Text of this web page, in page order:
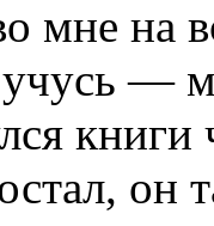
мне на
—
книги
он